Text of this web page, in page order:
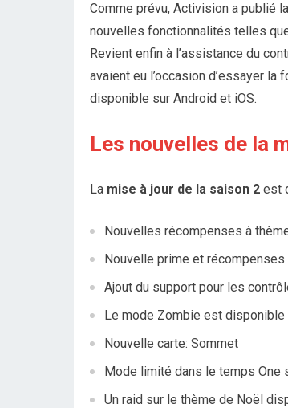
Comme prévu, Activision a publié
nouvelles fonctionnalités telles
Revient enfin à l’assistance du
avaient eu l’occasion d’essayer
disponible sur Android et iOS.
Les nouvelles de la
La mise à jour de la saison 2 est
Nouvelles récompenses à
Nouvelle prime et
Ajout du support pour les
Le mode Zombie est
Nouvelle carte: Sommet
Mode limité dans le temps One
Un raid sur le thème de Noël